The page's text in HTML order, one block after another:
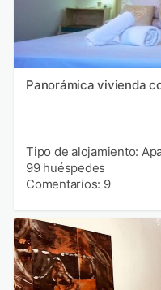
Panorámica vivienda
Tipo de alojamiento:
99 huéspedes
Comentarios: 9